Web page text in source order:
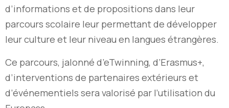
d’informations et de propositions dans leur
parcours scolaire leur permettant de développer
leur culture et leur niveau en langues étrangères.
Ce parcours, jalonné d’eTwinning, d’Erasmus+,
d’interventions de partenaires extérieurs et
d’événementiels sera valorisé par l’utilisation du